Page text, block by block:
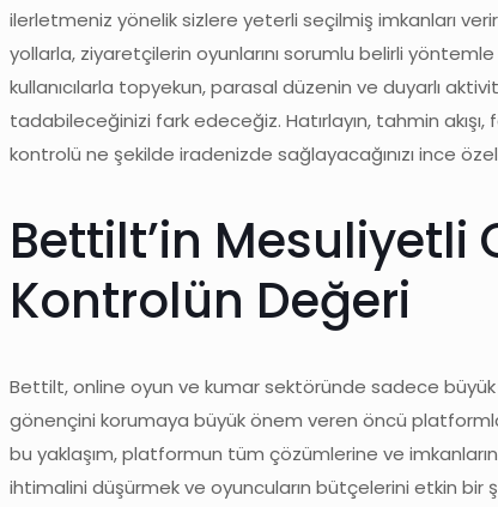
ilerletmeniz yönelik sizlere yeterli seçilmiş imkanları
yollarla, ziyaretçilerin oyunlarını sorumlu belirli
kullanıcılarla topyekun, parasal düzenin ve duyarlı
tadabileceğinizi fark edeceğiz. Hatırlayın, tahmin
kontrolü ne şekilde iradenizde sağlayacağınızı ince
Bettilt’in Mesuliyetli
Kontrolün Değeri
Bettilt, online oyun ve kumar sektöründe sadece büyük
gönençini korumaya büyük önem veren öncü
bu yaklaşım, platformun tüm çözümlerine ve
ihtimalini düşürmek ve oyuncuların bütçelerini etkin bir